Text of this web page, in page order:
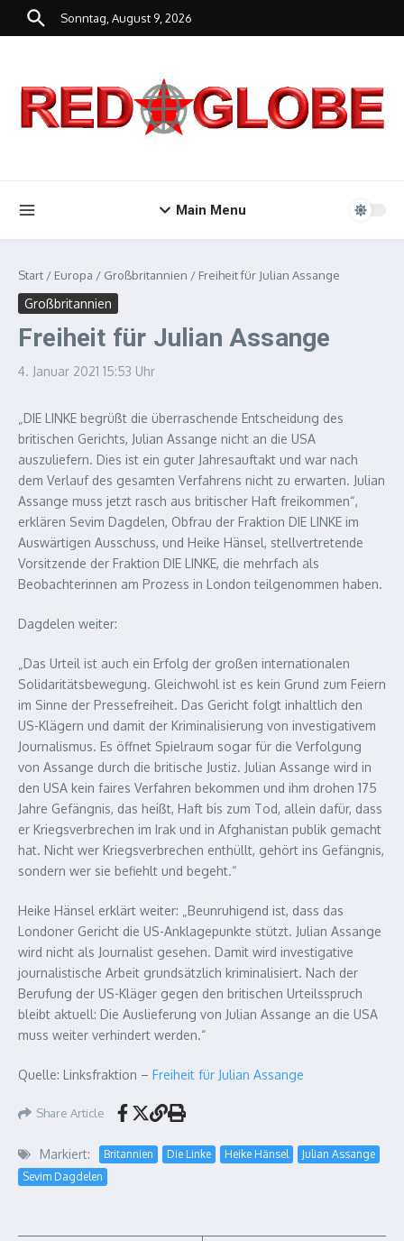
Zum Inhalt springen
Sonntag, August 9, 2026
Main Menu
Start / Europa / Großbritannien / Freiheit für Julian Assange
Großbritannien
Freiheit für Julian Assange
4. Januar 2021 15:53 Uhr
„DIE LINKE begrüßt die überraschende Entscheidung des
britischen Gerichts, Julian Assange nicht an die USA
auszuliefern. Dies ist ein guter Jahresauftakt und war nach
dem Verlauf des gesamten Verfahrens nicht zu erwarten. Julian
Assange muss jetzt rasch aus britischer Haft freikommen“,
erklären Sevim Dagdelen, Obfrau der Fraktion DIE LINKE im
Auswärtigen Ausschuss, und Heike Hänsel, stellvertretende
Vorsitzende der Fraktion DIE LINKE, die mehrfach als
Beobachterinnen am Prozess in London teilgenommen haben.
Dagdelen weiter:
„Das Urteil ist auch ein Erfolg der großen internationalen
Solidaritätsbewegung. Gleichwohl ist es kein Grund zum Feiern
im Sinne der Pressefreiheit. Das Gericht folgt inhaltlich den
US-Klägern und damit der Kriminalisierung von investigativem
Journalismus. Es öffnet Spielraum sogar für die Verfolgung
von Assange durch die britische Justiz. Julian Assange wird in
den USA kein faires Verfahren bekommen und ihm drohen 175
Jahre Gefängnis, das heißt, Haft bis zum Tod, allein dafür, dass
er Kriegsverbrechen im Irak und in Afghanistan publik gemacht
hat. Nicht wer Kriegsverbrechen enthüllt, gehört ins Gefängnis,
sondern wer sie befiehlt und begeht.“
Heike Hänsel erklärt weiter: „Beunruhigend ist, dass das
Londoner Gericht die US-Anklagepunkte stützt. Julian Assange
wird nicht als Journalist gesehen. Damit wird investigative
journalistische Arbeit grundsätzlich kriminalisiert. Nach der
Berufung der US-Kläger gegen den britischen Urteilsspruch
bleibt aktuell: Die Auslieferung von Julian Assange an die USA
muss weiter verhindert werden.“
Quelle: Linksfraktion – Freiheit für Julian Assange
Share Article
Markiert: Britannien Die Linke Heike Hänsel
Julian Assange
Sevim Dagdelen